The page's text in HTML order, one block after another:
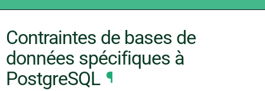
Contraintes de bases de
données spécifiques à
PostgreSQL ¶